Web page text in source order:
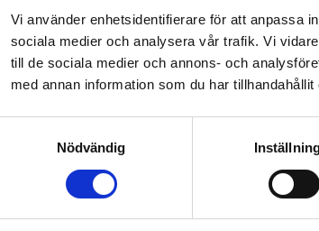
Vi använder enhetsidentifierare för att anpassa
sociala medier och analysera vår trafik. Vi
till de sociala medier och annons- och
med annan information som du har
Nödvändig
Handtvål